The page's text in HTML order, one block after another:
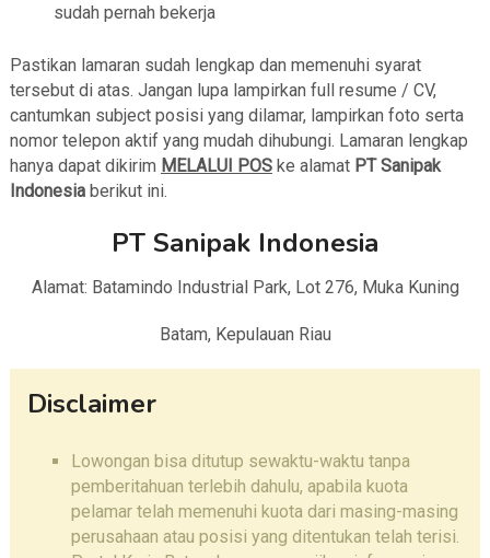
sudah pernah bekerja
Pastikan lamaran sudah lengkap dan memenuhi syarat
tersebut di atas. Jangan lupa lampirkan full resume / CV,
cantumkan subject posisi yang dilamar, lampirkan foto serta
nomor telepon aktif yang mudah dihubungi. Lamaran lengkap
hanya dapat dikirim MELALUI POSke alamat PT Sanipak
Indonesia berikut ini.
PT Sanipak Indonesia
Alamat: Batamindo Industrial Park, Lot 276, Muka Kuning
Batam, Kepulauan Riau
Disclaimer
Lowongan bisa ditutup sewaktu-waktu tanpa
pemberitahuan terlebih dahulu, apabila kuota
pelamar telah memenuhi kuota dari masing-masing
perusahaan atau posisi yang ditentukan telah terisi.